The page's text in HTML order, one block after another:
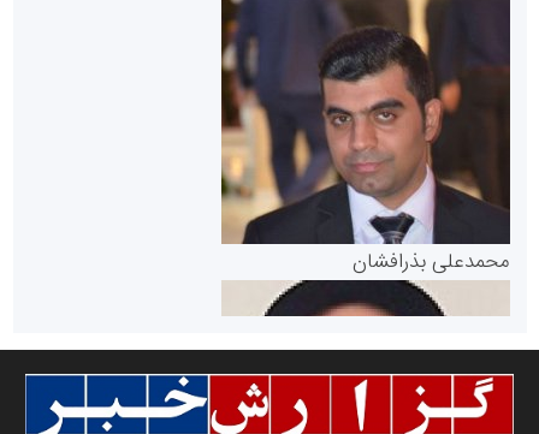
پایگاه خبری گفتمان یزد
سازمان بورس و اوراق بهادار
مرجع اخبار موثق در بازارسرمایه
محمدعلی بذرافشان